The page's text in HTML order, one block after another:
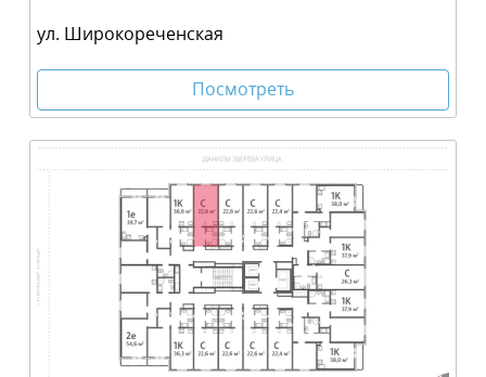
ул. Широкореченская
Посмотреть